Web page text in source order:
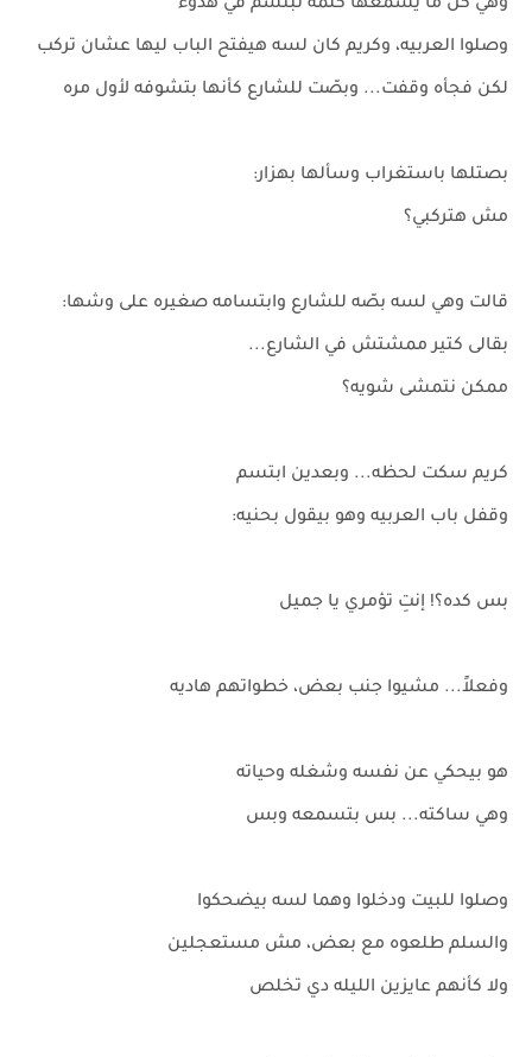
وهي كل ما يسمعها كلمه تبتسم في هدوء
وصلوا العربيه، وكريم كان لسه هيفتح الباب ليها عشان تركب
لكن فجأه وقفت... وبصّت للشارع كأنها بتشوفه لأول مره
بصتلها باستغراب وسألها بهزار:
مش هتركبي؟
قالت وهي لسه بصّه للشارع وابتسامه صغيره على وشها:
بقالى كتير ممشتش في الشارع...
ممكن نتمشى شويه؟
كريم سكت لحظه... وبعدين ابتسم
وقفل باب العربيه وهو بيقول بحنيه:
بس كده؟! إنتِ تؤمري يا جميل
وفعلاً... مشيوا جنب بعض، خطواتهم هاديه
هو بيحكي عن نفسه وشغله وحياته
وهي ساكته... بس بتسمعه وبس
وصلوا للبيت ودخلوا وهما لسه بيضحكوا
والسلم طلعوه مع بعض، مش مستعجلين
ولا كأنهم عايزين الليله دي تخلص